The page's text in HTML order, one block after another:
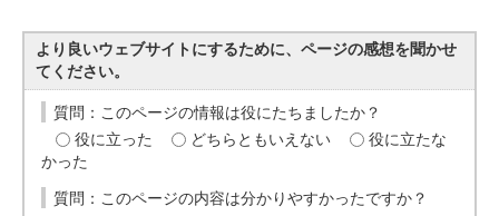
より良いウェブサイトにするために、ページの感想を聞かせ
てください。
質問：このページの情報は役にたちましたか？
役に立った
どちらともいえない
役に立たな
かった
質問：このページの内容は分かりやすかったですか？